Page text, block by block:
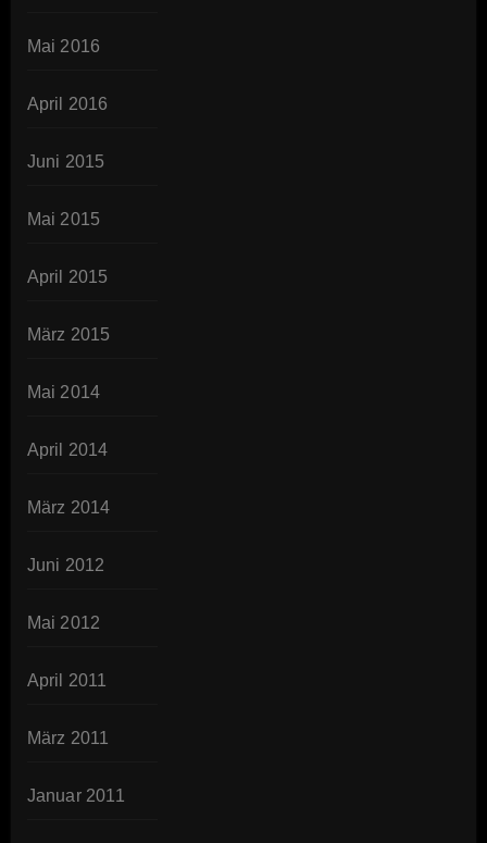
Mai 2016
April 2016
Juni 2015
Mai 2015
April 2015
März 2015
Mai 2014
April 2014
März 2014
Juni 2012
Mai 2012
April 2011
März 2011
Januar 2011